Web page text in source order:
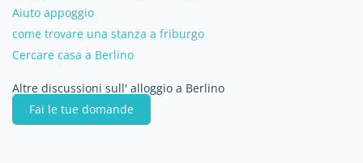
Aiuto appoggio
come trovare una stanza a friburgo
Cercare casa a Berlino
Altre discussioni sull' alloggio a Berlino
Fai le tue domande